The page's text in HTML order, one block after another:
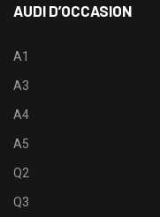
AUDI D’OCCASION
A1
A3
A4
A5
Q2
Q3